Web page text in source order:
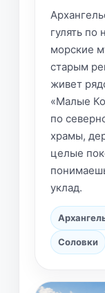
гулять по
морские
старым
живет
«Малые
по
храмы,
целые
уклад.
Соловки